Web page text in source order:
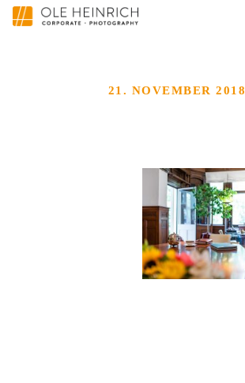
21. NOVEMBER 2018